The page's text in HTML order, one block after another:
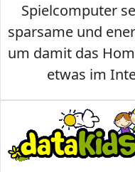
Spielcomputer
sparsame und
um damit das
etwas im